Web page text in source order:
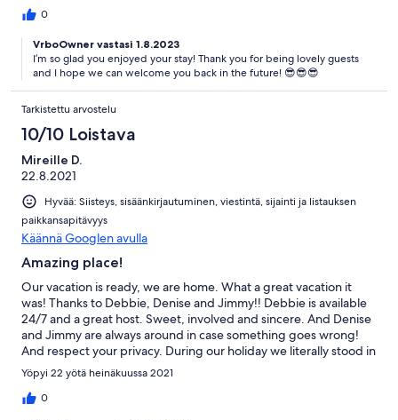
arrived and deal with any queries. The villa is in a stunning
minute drive from Tavira which is a beautiful town - and
especially stunning at night. Local beaches are great - we’d
particularly recommend Cacela Velha. Casa Lia was a fantastic
place for real rest and relaxation!
0
VrboOwner vastasi 1.8.2023
I’m so glad you enjoyed your stay! Thank you for being lovely guests
and I hope we can welcome you back in the future! 😎😎😎
Tarkistettu arvostelu
10/10 Loistava
Mireille D.
22.8.2021
Hyvää: Siisteys, sisäänkirjautuminen, viestintä, sijainti ja listauksen
paikkansapitävyys
Käännä Googlen avulla
Amazing place!
Our vacation is ready, we are home. What a great vacation it
was! Thanks to Debbie, Denise and Jimmy!! Debbie is available
24/7 and a great host. Sweet, involved and sincere. And Denise
and Jimmy are always around in case something goes wrong!
And respect your privacy. During our holiday we literally stood in
front of some hot fires. And Debbie was always ready…. With a
sweet app or a phone call to let you know how things are going.
The house is lovely. Everything you need for a relaxing holiday is
Yöpyi 22 yötä heinäkuussa 2021
0